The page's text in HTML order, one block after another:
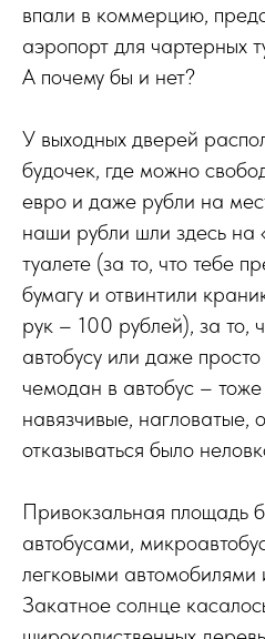
впали в коммерцию,
аэропорт для чартерных
А почему бы и нет?
У выходных дверей
будочек, где можно
евро и даже рубли на
наши рубли шли здесь на
туалете (за то, что тебе
бумагу и отвинтили
рук – 100 рублей), за то,
автобусу или даже просто
чемодан в автобус –
навязчивые, нагловатые,
отказываться было
Привокзальная площадь
автобусами,
легковыми автомобилями
Закатное солнце